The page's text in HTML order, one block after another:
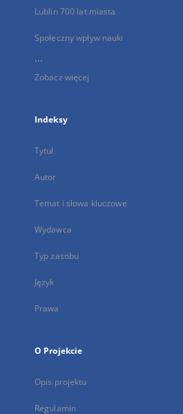
Lublin 700 lat miasta
Społeczny wpływ nauki
...
Zobacz więcej
Indeksy
Tytuł
Autor
Temat i słowa kluczowe
Wydawca
Typ zasobu
Język
Prawa
O Projekcie
Opis projektu
Regulamin